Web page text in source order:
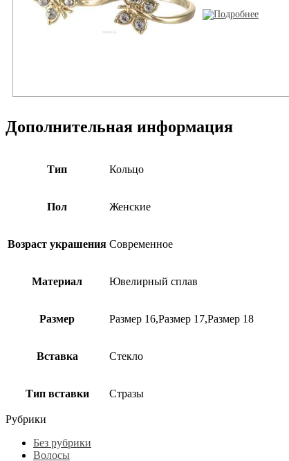
Дополнительная информация
Тип Кольцо
Пол Женские
Возраст украшения Современное
Материал Ювелирный сплав
Размер Размер 16,Размер 17,Размер 18
Вставка Стекло
Тип вставки Стразы
Рубрики
Без рубрики
Волосы